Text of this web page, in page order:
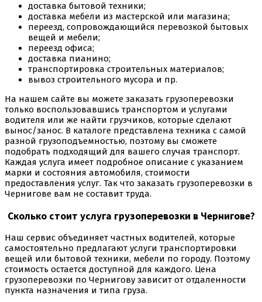
доставка бытовой техники;
доставка мебели из мастерской или магазина;
переезд, сопровождающийся перевозкой бытовых
вещей и мебели;
переезд офиса;
доставка пианино;
транспортировка строительных материалов;
вывоз строительного мусора и пр.
На нашем сайте вы можете заказать грузоперевозки
только воспользовавшись транспортом и услугами
водителя или же найти грузчиков, которые сделают
вынос/занос. В каталоге представлена техника с самой
разной грузоподъемностью, поэтому вы сможете
подобрать подходящий для вашего случая транспорт.
Каждая услуга имеет подробное описание с указанием
марки и состояния автомобиля, стоимости
предоставления услуг. Так что заказать грузоперевозки в
Чернигове вам не составит труда.
Сколько стоит услуга грузоперевозки в Чернигове?
Наш сервис объединяет частных водителей, которые
самостоятельно предлагают услуги транспортировки
вещей или бытовой техники, мебели по городу. Поэтому
стоимость остается доступной для каждого. Цена
грузоперевозки по Чернигову зависит от отдаленности
пункта назначения и типа груза.